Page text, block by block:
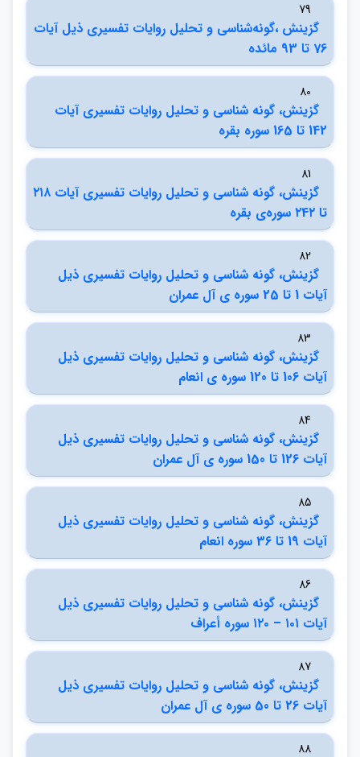
79
گزينش ،گونه‌شناسي و تحليل روايات تفسيري ذيل آيات
76 تا 93 مائده
80
گزينش، گونه شناسي و تحليل روايات تفسيري آيات
142 تا 165 سوره بقره
81
گزينش، گونه شناسي و تحليل روايات تفسيري آيات ٢١٨
تا ٢4٢ سوره‌ي بقره
82
گزينش، گونه شناسي و تحليل روايات تفسيري ذيل
آيات 1 تا 25 سوره ي آل عمران
83
گزينش، گونه شناسي و تحليل روايات تفسيري ذيل
آيات 106 تا 120 سوره ي انعام
84
گزينش، گونه شناسي و تحليل روايات تفسيري ذيل
آيات 126 تا 150 سوره ي آل عمران
85
گزينش، گونه شناسي و تحليل روايات تفسيري ذيل
آيات 19 تا 36 سوره انعام
86
گزينش، گونه شناسي و تحليل روايات تفسيري ذيل
آيات ۱۰۱ – ۱۲۰ سوره أعراف
87
گزينش، گونه شناسي و تحليل روايات تفسيري ذيل
آيات 26 تا 50 سوره ي آل عمران
88